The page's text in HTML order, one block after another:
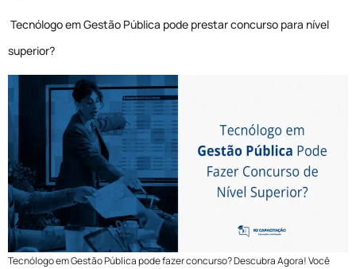
Tecnólogo em Gestão Pública pode prestar concurso para nível
superior?
Tecnólogo em Gestão Pública pode fazer concurso? Descubra Agora! Você